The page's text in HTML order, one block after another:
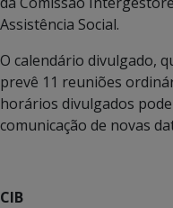
Assistência Social.
O calendário divulgado,
prevê 11 reuniões
horários divulgados
comunicação de novas
CIB